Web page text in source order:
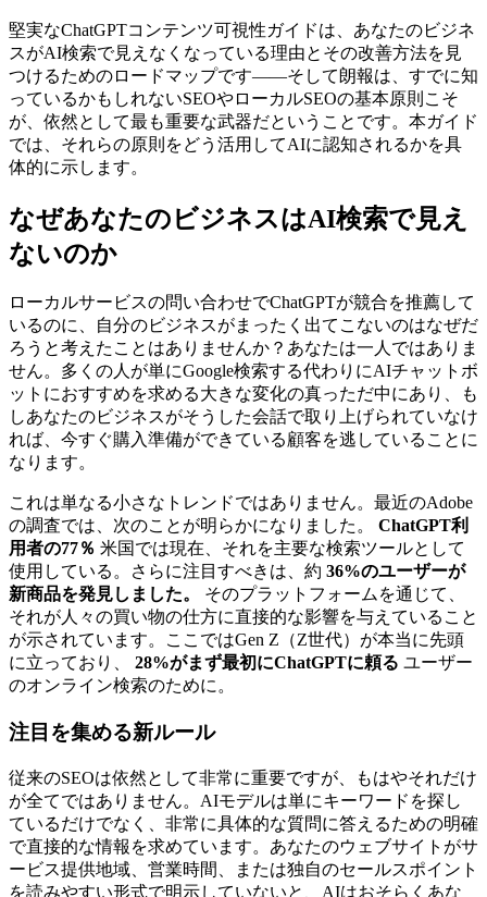
堅実なChatGPTコンテンツ可視性ガイドは、あなたのビジネ
スがAI検索で見えなくなっている理由とその改善方法を見
つけるためのロードマップです――そして朗報は、すでに知
っているかもしれないSEOやローカルSEOの基本原則こそ
が、依然として最も重要な武器だということです。本ガイド
では、それらの原則をどう活用してAIに認知されるかを具
体的に示します。
なぜあなたのビジネスはAI検索で見え
ないのか
ローカルサービスの問い合わせでChatGPTが競合を推薦して
いるのに、自分のビジネスがまったく出てこないのはなぜだ
ろうと考えたことはありませんか？あなたは一人ではありま
せん。多くの人が単にGoogle検索する代わりにAIチャットボ
ットにおすすめを求める大きな変化の真っただ中にあり、も
しあなたのビジネスがそうした会話で取り上げられていなけ
れば、今すぐ購入準備ができている顧客を逃していることに
なります。
これは単なる小さなトレンドではありません。最近のAdobe
の調査では、次のことが明らかになりました。 ChatGPT利
用者の77％ 米国では現在、それを主要な検索ツールとして
使用している。さらに注目すべきは、約 36%のユーザーが
新商品を発見しました。
そのプラットフォームを通じて、
それが人々の買い物の仕方に直接的な影響を与えていること
が示されています。ここではGen Z（Z世代）が本当に先頭
に立っており、 28%がまず最初にChatGPTに頼る ユーザー
のオンライン検索のために。
注目を集める新ルール
従来のSEOは依然として非常に重要ですが、もはやそれだけ
が全てではありません。AIモデルは単にキーワードを探し
ているだけでなく、非常に具体的な質問に答えるための明確
で直接的な情報を求めています。あなたのウェブサイトがサ
ービス提供地域、営業時間、または独自のセールスポイント
を読みやすい形式で明示していないと、AIはおそらくあな